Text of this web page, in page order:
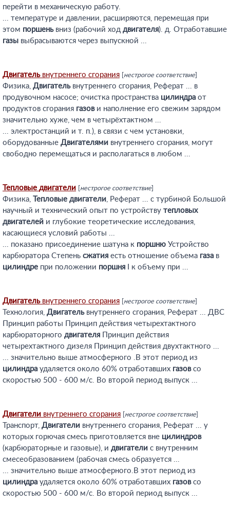
перейти в механическую работу.
... температуре и давлении, расширяются, перемещая при
этом поршеньвниз (рабочий ход двигателя). д. Отработавшие
газы выбрасываются через выпускной ...
Двигательвнутреннего сгорания нестрогое соответствие
Физика, Двигательвнутреннего сгорания, Реферат ... в
продувочном насосе; очистка пространства цилиндра от
продуктов сгорания газови наполнение его свежим зарядом
значительно хуже, чем в четырёхтактном ...
... электростанций и т. п.), в связи с чем установки,
оборудованные Двигателями внутреннего сгорания, могут
свободно перемещаться и располагаться в любом ...
Тепловые двигатели нестрогое соответствие
Физика, Тепловые двигатели, Реферат ... с турбиной Большой
научный и технический опыт по устройству тепловых
двигателей и глубокие теоретические исследования,
касающиеся условий работы ...
... показано присоединение шатуна к поршню Устройство
карбюратора Степень сжатия есть отношение объема газа в
цилиндре при положении поршня I к объему при ...
Двигательвнутреннего сгорания нестрогое соответствие
Технология, Двигательвнутреннего сгорания, Реферат ... ДВС
Принцип работы Принцип действия четырехтактного
карбюраторного двигателя Принцип действия
четырехтактного дизеля Принцип действия двухтактного ...
... значительно выше атмосферного .В этот период из
цилиндра удаляется около 60% отработавших газовсо
скоростью 500 - 600 м/с. Во второй период выпуск ...
Двигатели внутреннего сгорания нестрогое соответствие
Транспорт, Двигатели внутреннего сгорания, Реферат ... у
которых горючая смесь приготовляется вне цилиндров
(карбюраторные и газовые), и двигатели с внутренним
смесеобразованием (рабочая смесь образуется ...
... значительно выше атмосферного.В этот период из
цилиндра удаляется около 60% отработавших газовсо
скоростью 500 - 600 м/с. Во второй период выпуск ...